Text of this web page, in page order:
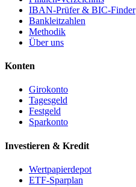
IBAN-Prüfer & BIC-Finder
Bankleitzahlen
Methodik
Über uns
Konten
Girokonto
Tagesgeld
Festgeld
Sparkonto
Investieren & Kredit
Wertpapierdepot
ETF-Sparplan